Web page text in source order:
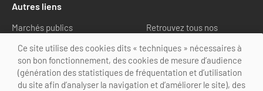
Autres liens
Marchés publics
Retrouvez tous nos
Nous suivre
Ce site utilise des cookies dits « techniques » nécessaires à
son bon fonctionnement, des cookies de mesure d’audience
(génération des statistiques de fréquentation et d’utilisation
du site afin d’analyser la navigation et d’améliorer le site), des